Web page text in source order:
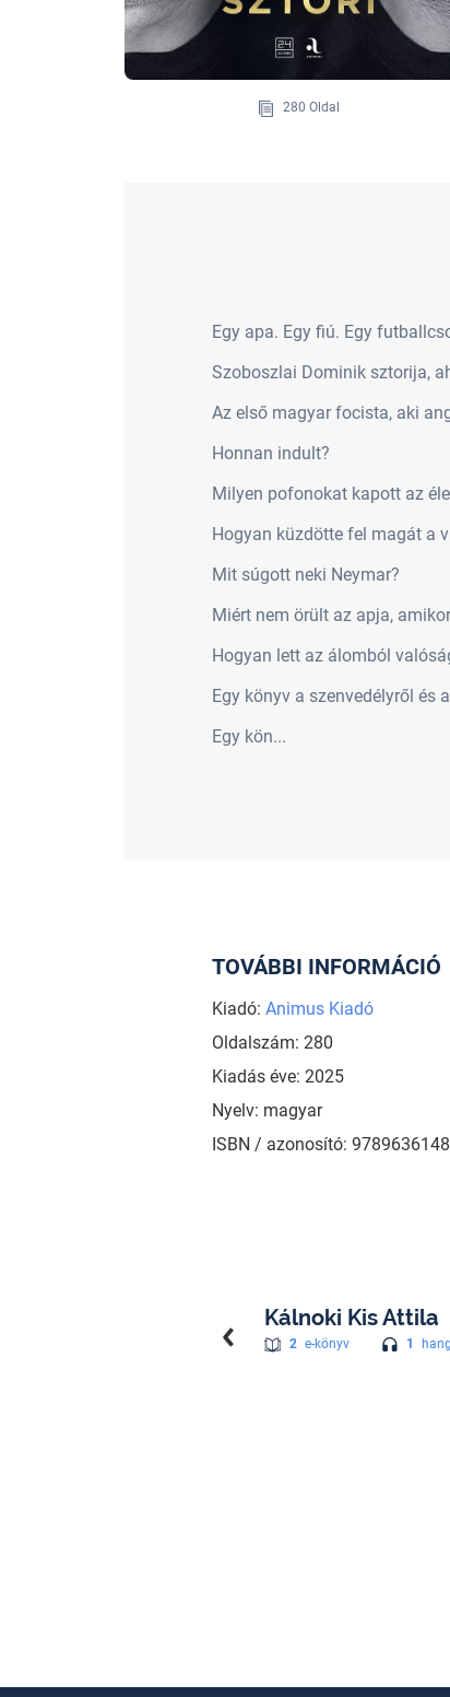
280 Oldal
Egy apa. Egy fiú. Egy
Szoboszlai Dominik sztorija,
Az első magyar focista, aki
Honnan indult?
Milyen pofonokat kapott az
Hogyan küzdötte fel magát a
Mit súgott neki Neymar?
Miért nem örült az apja,
Hogyan lett az álomból
Egy könyv a szenvedélyről és
Egy kön...
TOVÁBBI INFORMÁCIÓ
Kiadó: Animus Kiadó
Oldalszám: 280
Kiadás éve: 2025
Nyelv: magyar
ISBN / azonosító:
Kálnoki Kis Attila
2 e-könyv 1